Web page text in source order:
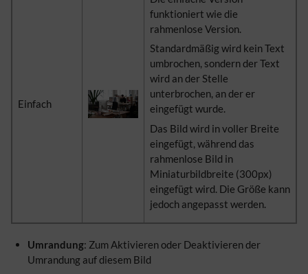
Einfach
funktioniert wie die
rahmenlose Version.
Standardmäßig wird kein Text
umbrochen, sondern der Text
wird an der Stelle
unterbrochen, an der er
eingefügt wurde.
Das Bild wird in voller Breite
eingefügt, während das
rahmenlose Bild in
Miniaturbildbreite (300px)
eingefügt wird. Die Größe kann
jedoch angepasst werden.
Umrandung: Zum Aktivieren oder Deaktivieren der
Umrandung auf diesem Bild